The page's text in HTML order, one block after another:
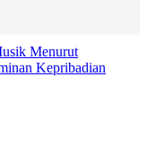
Menurut
Kepribadian